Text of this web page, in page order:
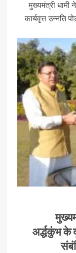
मुख्यमंत्री धामी
कार्यवृत्त उन्नति
अर्द्धकुंभ के